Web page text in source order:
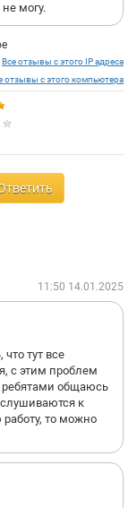
могу.
Все отзывы с этого IP адреса
отзывы с этого компьютера
11:50 14.01.2025
тут все
с этим проблем
ребятами общаюсь
к
то можно